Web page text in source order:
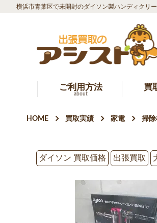
横浜市青葉区で未開封のダイソン製ハンディクリ
ご利用方法
about
買
HOME 買取実績 家電 掃
ダイソン 買取価格
出張買取